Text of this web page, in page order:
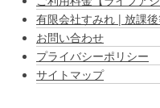
有限会社すみれ | 放課
お問い合わせ
プライバシーポリシー
サイトマップ